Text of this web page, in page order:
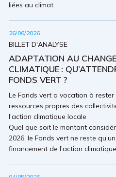
liées au climat.
26/06/2026
BILLET D'ANALYSE
ADAPTATION AU
CLIMATIQUE :
FONDS VERT ?
Le Fonds vert a vocation à rester
ressources propres des
l’action climatique locale
Quel que soit le montant
2026, le Fonds vert ne reste
financement de l’action